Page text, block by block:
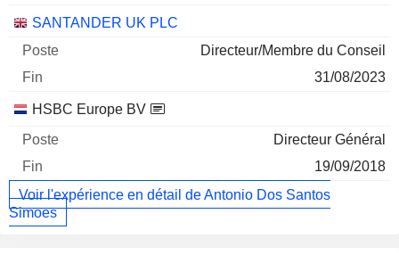
SANTANDER UK PLC
Directeur/Membre du Conseil
31/08/2023
HSBC Europe BV
Directeur Général
19/09/2018
Voir l'expérience en détail de Antonio Dos Santos
Simoes